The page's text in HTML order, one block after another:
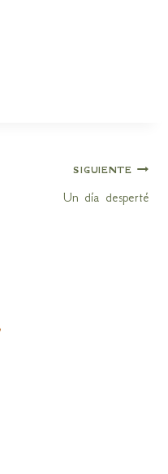
SIGUIENTE
Un día desperté